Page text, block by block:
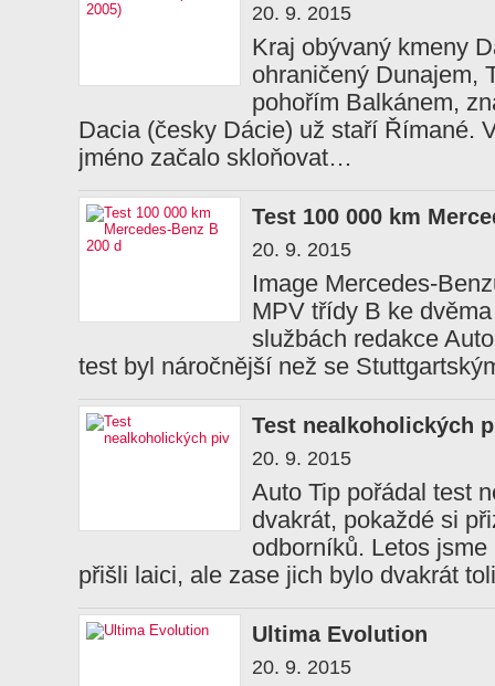
20. 9. 2015
Kraj obývaný kmeny
ohraničený Dunajem,
pohořím Balkánem,
Dacia (česky Dácie) už staří Římané.
jméno začalo skloňovat…
Test 100 000 km
20. 9. 2015
Image Mercedes-
MPV třídy B ke
službách redakce
test byl náročnější než se
Test nealkoholických
20. 9. 2015
Auto Tip pořádal test
dvakrát, pokaždé si
odborníků. Letos
přišli laici, ale zase jich bylo dvakrát
Ultima Evolution
20. 9. 2015